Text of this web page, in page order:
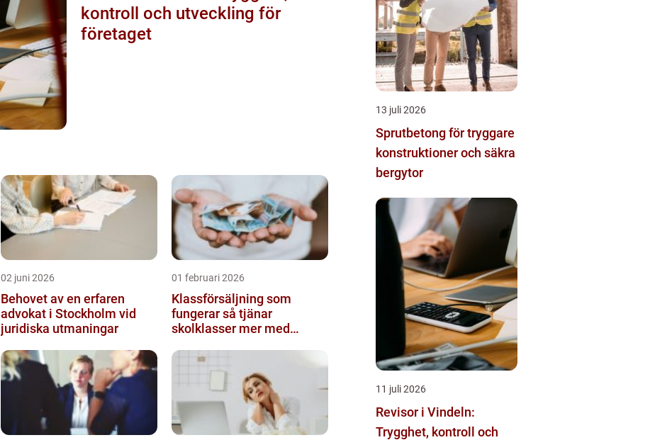
kontroll och utveckling för
företaget
02 juni 2026
Behovet av en erfaren
advokat i Stockholm vid
juridiska utmaningar
01 februari 2026
Klassförsäljning som
fungerar så tjänar
skolklasser mer med
13 juli 2026
Sprutbetong för tryggare
konstruktioner och säkra
bergytor
11 juli 2026
Revisor i Vindeln:
Trygghet, kontroll och